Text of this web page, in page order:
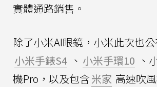
實體通路銷售。
除了小米AI眼鏡，小米此次也
小米手錶S4 、 小米手環10 、
機Pro，以及包含米家 高速吹